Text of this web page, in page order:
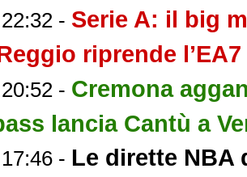
- Serie A: il big
riprende
- Cremona
lancia Cantù a
- Le dirette NBA